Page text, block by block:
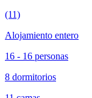
(11)
Alojamiento entero
16 - 16 personas
8 dormitorios